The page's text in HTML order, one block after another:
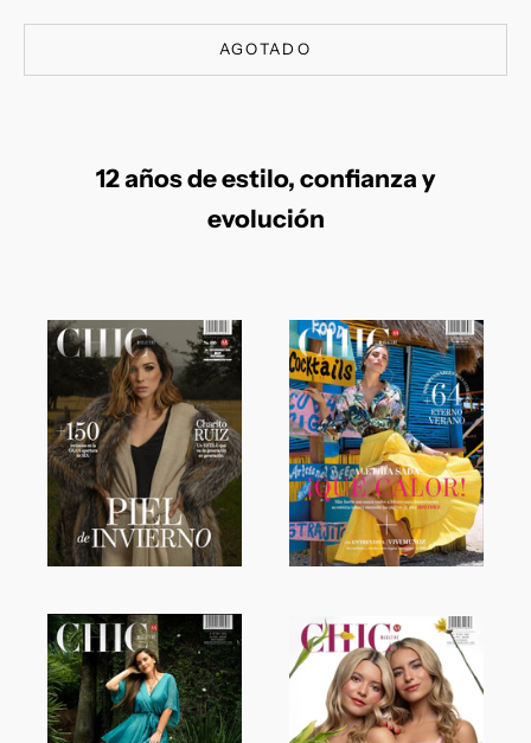
AGOTADO
12 años de estilo, confianza y
evolución